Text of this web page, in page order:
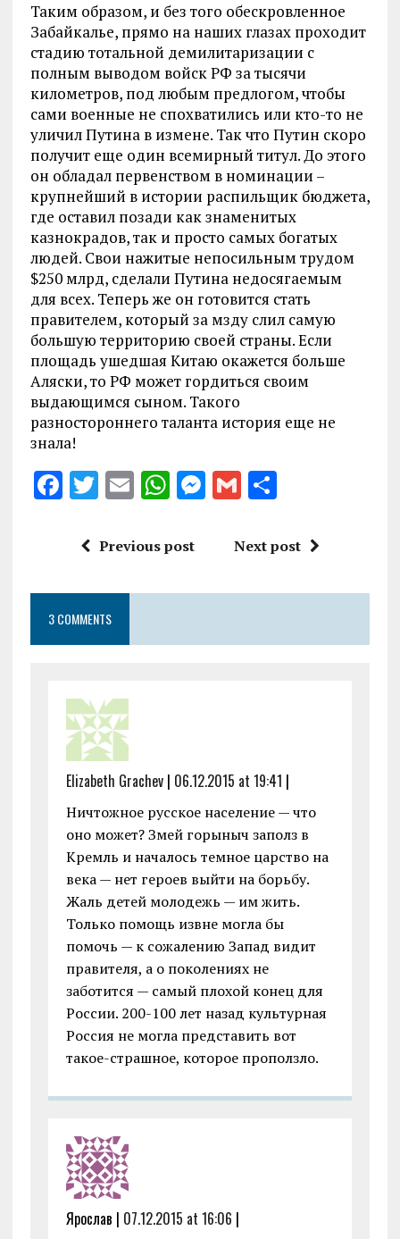
Таким образом, и без того обескровленное
Забайкалье, прямо на наших глазах проходит
стадию тотальной демилитаризации с
полным выводом войск РФ за тысячи
километров, под любым предлогом, чтобы
сами военные не спохватились или кто-то не
уличил Путина в измене. Так что Путин скоро
получит еще один всемирный титул. До этого
он обладал первенством в номинации –
крупнейший в истории распильщик бюджета,
где оставил позади как знаменитых
казнокрадов, так и просто самых богатых
людей. Свои нажитые непосильным трудом
$250 млрд, сделали Путина недосягаемым
для всех. Теперь же он готовится стать
правителем, который за мзду слил самую
большую территорию своей страны. Если
площадь ушедшая Китаю окажется больше
Аляски, то РФ может гордиться своим
выдающимся сыном. Такого
разностороннего таланта история еще не
знала!
F
ce
o
o
k
T
it
r
E
ai
W
at
A
p
M
g
G
ai
S
a
Previous post Next post
3 COMMENTS
Elizabeth Grachev| 06.12.2015 at 19:41 |
Ничтожное русское население — что
оно может? Змей горыныч заполз в
Кремль и началось темное царство на
века — нет героев выйти на борьбу.
Жаль детей молодежь — им жить.
Только помощь извне могла бы
помочь — к сожалению Запад видит
правителя, а о поколениях не
заботится — самый плохой конец для
России. 200-100 лет назад культурная
Россия не могла представить вот
такое-страшное, которое проползло.
Ярослав | 07.12.2015 at 16:06 |